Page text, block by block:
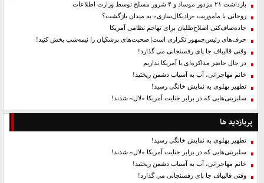
بازداشت ۲۱ مزدور موساد و ۴ شرور مسلح توسط وزارت اطلاعات
روحانی با مأموریت «رادیکال‌سازی» به میدان بازگشت؟
جاده‌صاف‌کنی اصلاح‌طلبان برای تهاجم نظامی آمریکا
حرف‌های رئیس‌جمهور تکراری است| صحبت‌های پزشکیان را نیمه‌شب پخش کنید!
وقتی قالیباف جا پای رفسنجانی می گذارد!
در حال حاضر مذاکره‌ای با آمریکا نداریم
خانم مهاجرانی، آب به آسیاب دشمن ریختید!
تطهیر پهلوی به نمایش خانگی رسید!
سلبریتی‌هایی که در برابر جنایت آمریکا «لال» شدند!
پربازدید ها
تطهیر پهلوی به نمایش خانگی رسید!
سلبریتی‌هایی که در برابر جنایت آمریکا «لال» شدند!
خانم مهاجرانی، آب به آسیاب دشمن ریختید!
وقتی قالیباف جا پای رفسنجانی می گذارد!